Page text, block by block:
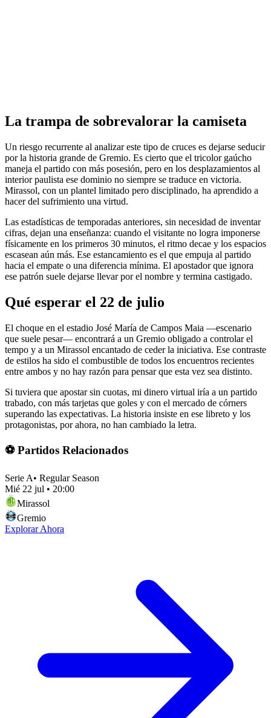
La trampa de sobrevalorar la camiseta
Un riesgo recurrente al analizar este tipo de cruces es dejarse seducir
por la historia grande de Gremio. Es cierto que el tricolor gaúcho
maneja el partido con más posesión, pero en los desplazamientos al
interior paulista ese dominio no siempre se traduce en victoria.
Mirassol, con un plantel limitado pero disciplinado, ha aprendido a
hacer del sufrimiento una virtud.
Las estadísticas de temporadas anteriores, sin necesidad de inventar
cifras, dejan una enseñanza: cuando el visitante no logra imponerse
físicamente en los primeros 30 minutos, el ritmo decae y los espacios
escasean aún más. Ese estancamiento es el que empuja al partido
hacia el empate o una diferencia mínima. El apostador que ignora
ese patrón suele dejarse llevar por el nombre y termina castigado.
Qué esperar el 22 de julio
El choque en el estadio José María de Campos Maia —escenario
que suele pesar— encontrará a un Gremio obligado a controlar el
tempo y a un Mirassol encantado de ceder la iniciativa. Ese contraste
de estilos ha sido el combustible de todos los encuentros recientes
entre ambos y no hay razón para pensar que esta vez sea distinto.
Si tuviera que apostar sin cuotas, mi dinero virtual iría a un partido
trabado, con más tarjetas que goles y con el mercado de córners
superando las expectativas. La historia insiste en ese libreto y los
protagonistas, por ahora, no han cambiado la letra.
⚽ Partidos Relacionados
Serie A• Regular Season
Mié 22 jul • 20:00
Mirassol
Gremio
Explorar Ahora